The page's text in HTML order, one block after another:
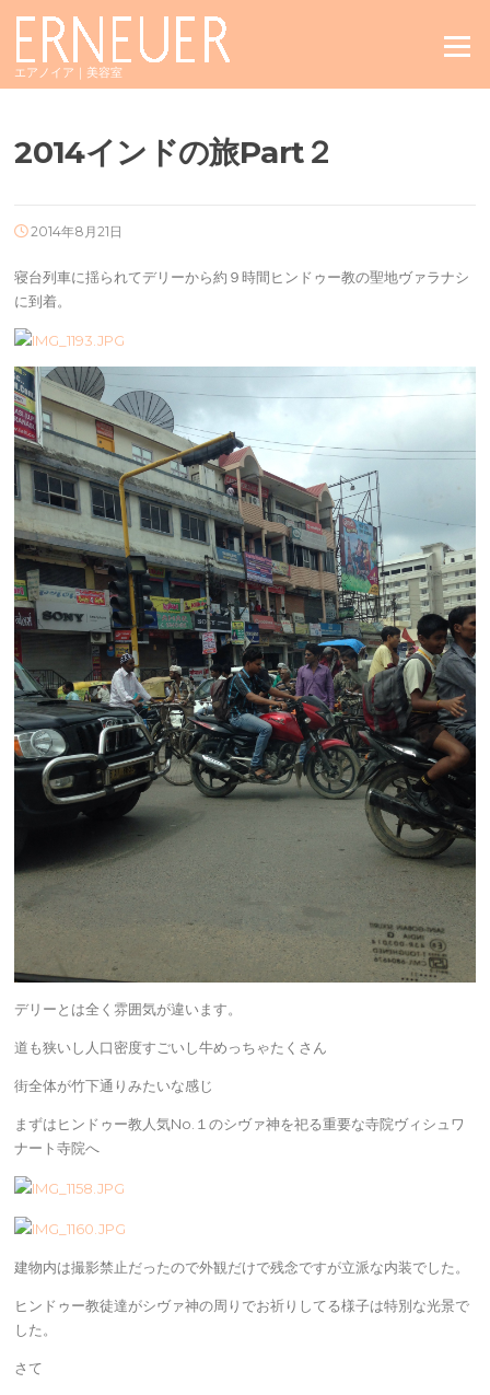
content
エアノイア｜美容室
Menu
2014インドの旅Part２
2014年8月21日
寝台列車に揺られてデリーから約９時間ヒンドゥー教の聖地ヴァラナシ
に到着。
デリーとは全く雰囲気が違います。
道も狭いし人口密度すごいし牛めっちゃたくさん
街全体が竹下通りみたいな感じ
まずはヒンドゥー教人気No.１のシヴァ神を祀る重要な寺院ヴィシュワ
ナート寺院へ
建物内は撮影禁止だったので外観だけで残念ですが立派な内装でした。
ヒンドゥー教徒達がシヴァ神の周りでお祈りしてる様子は特別な光景で
した。
さて